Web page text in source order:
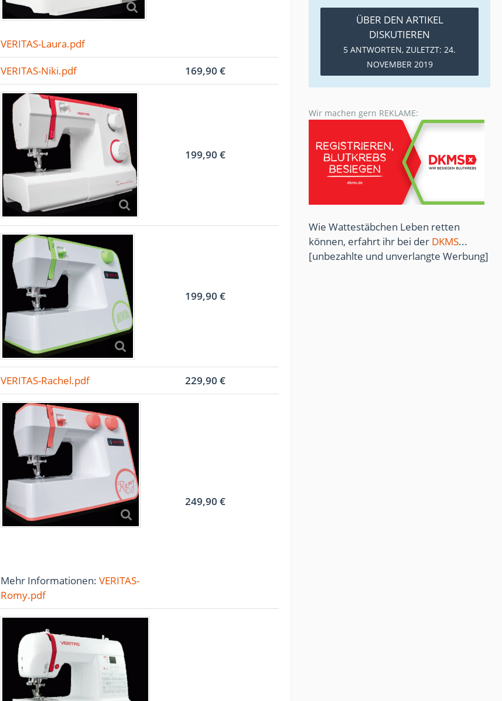
VERITAS-Laura.pdf
VERITAS-Niki.pdf 169,90 €
199,90 €
199,90 €
VERITAS-Rachel.pdf 229,90 €
Mehr Informationen: VERITAS-
Romy.pdf
249,90 €
ÜBER DEN ARTIKEL
DISKUTIEREN
5 ANTWORTEN, ZULETZT: 24.
NOVEMBER 2019
Wir machen gern REKLAME:
Wie Wattestäbchen Leben retten
können, erfahrt ihr bei der DKMS...
[unbezahlte und unverlangte Werbung]